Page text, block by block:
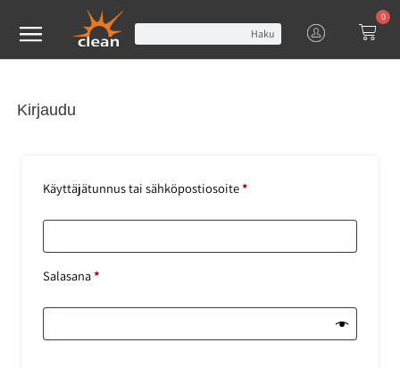
Haku
0
Kirjaudu
Käyttäjätunnus tai sähköpostiosoite*
Salasana*